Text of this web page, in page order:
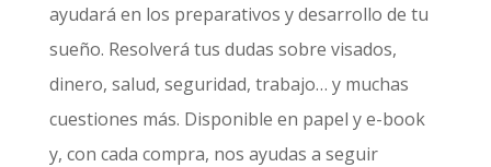
ayudará en los preparativos y desarrollo de tu
sueño. Resolverá tus dudas sobre visados,
dinero, salud, seguridad, trabajo… y muchas
cuestiones más. Disponible en papel y e-book
y, con cada compra, nos ayudas a seguir